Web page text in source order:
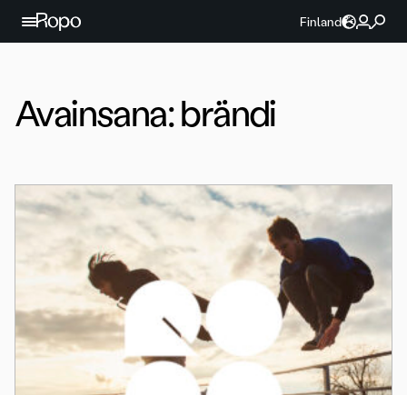
Jatka sisältöön
Finland
Avainsana:brändi